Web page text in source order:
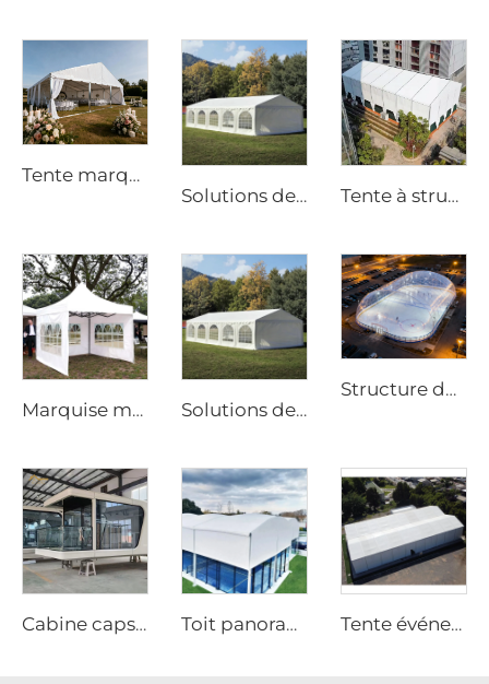
Tente marquée professionnelle pour mariage | Structure événementielle haut de gamme pour fêtes de luxe
Solutions de chapiteaux événementiels haut de gamme pour les mariages et les projets hôteliers | Grand hall de banquet préfabriqué pour les stations balnéaires en extérieur
Tente à structure en aluminium tout temps | Auvent commercial sans poteau pour réception de mariage en extérieur et salon professionnel
Marquise modulaire à portée libre pour mariage | Tente événementielle haut de gamme en PVC imperméable pour grandes réunions Solutions de chapiteaux de mariage haut de gamme pour projets hôteliers | Salle de banquet à portée libre avec parois latérales vitrées et décoration intérieure
Structure de dôme aéré écoénergétique | Enceinte professionnelle pour installations sportives tout-temps
Cabine capsule préfabriquée entièrement équipée | Cabine moderne pour chambre d’hôtel à déploiement rapide Toit panoramique en aluminium de luxe pour terrain de padel | Auvent sportif extérieur modulaire personnalisé pour projets de clubs de tennis haut de gamme Tente événementielle OEM avec logo imprimé | Structure modulaire à montage rapide pour grandes fêtes et festivals en extérieur